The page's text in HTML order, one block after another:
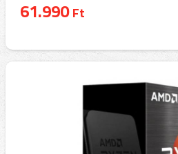
61.990Ft